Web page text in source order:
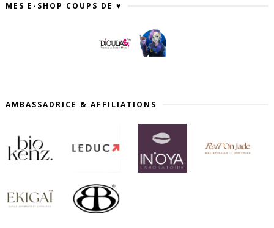
MES E-SHOP COUPS DE ♥
AMBASSADRICE & AFFILIATIONS